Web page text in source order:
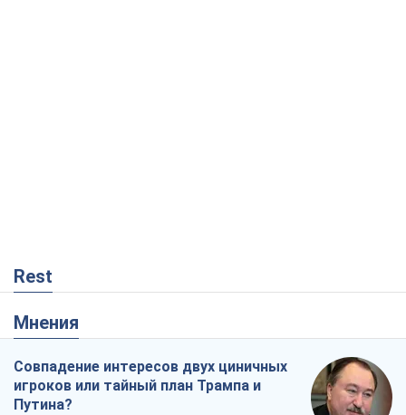
Rest
Мнения
Совпадение интересов двух циничных
игроков или тайный план Трампа и
Путина?